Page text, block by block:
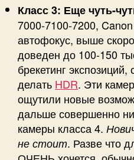
Класс 3: Еще чуть-
7000-7100-7200,
автофокус, выше
доведен до 100-150
брекетинг
делать HDR. Эти
ощутили новые
дальше совершенно
камеры класса 4.
не стоит. Разве что